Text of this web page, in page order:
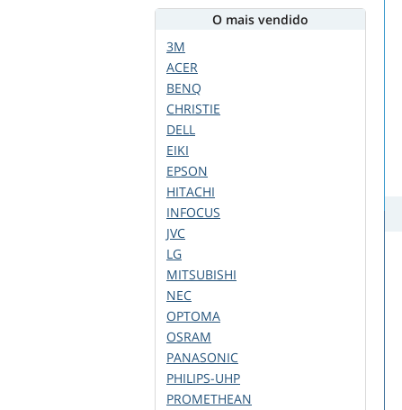
O mais vendido
3M
ACER
BENQ
CHRISTIE
DELL
EIKI
EPSON
HITACHI
INFOCUS
JVC
LG
MITSUBISHI
NEC
OPTOMA
OSRAM
PANASONIC
PHILIPS-UHP
PROMETHEAN